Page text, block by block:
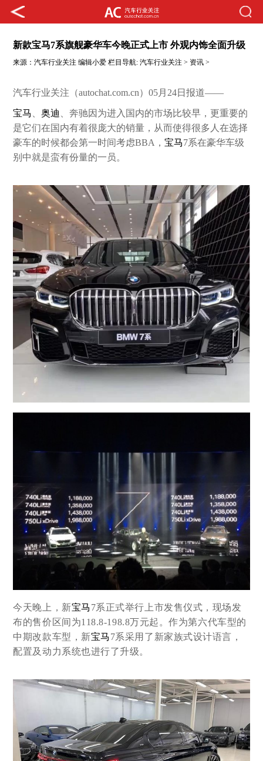
新款宝马7系旗舰豪华车今晚正式上市 外观内饰全面升级
来源：汽车行业关注 编辑小爱 栏目导航:汽车行业关注 > 资讯 >
汽车行业关注（autochat.com.cn）05月24日报道——
宝马 、奥迪
、奔驰因为进入国内的市场比较早，更重要的
是它们在国内有着很庞大的销量，从而使得很多人在选择
豪车的时候都会第一时间考虑BBA，宝马7系在豪华车级
别中就是蛮有份量的一员。
今天晚上，新宝马 7系正式举行上市发售仪式，现场发
布的售价区间为118.8-198.8万元起。作为第六代车型的
中期改款车型，新宝马 7系采用了新家族式设计语言，
配置及动力系统也进行了升级。